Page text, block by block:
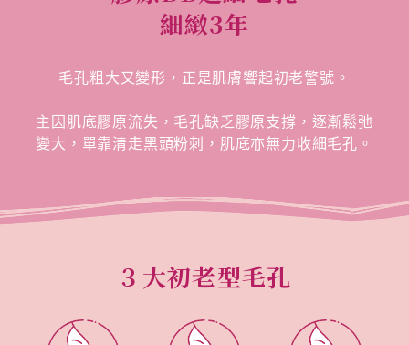
細緻3年
毛孔粗大又變形，正是肌膚響起初老警號。
主因肌底膠原流失，毛孔缺乏膠原支撐，逐漸鬆弛
變大，單靠清走黑頭粉刺，肌底亦無力收細毛孔。
３大初老型毛孔